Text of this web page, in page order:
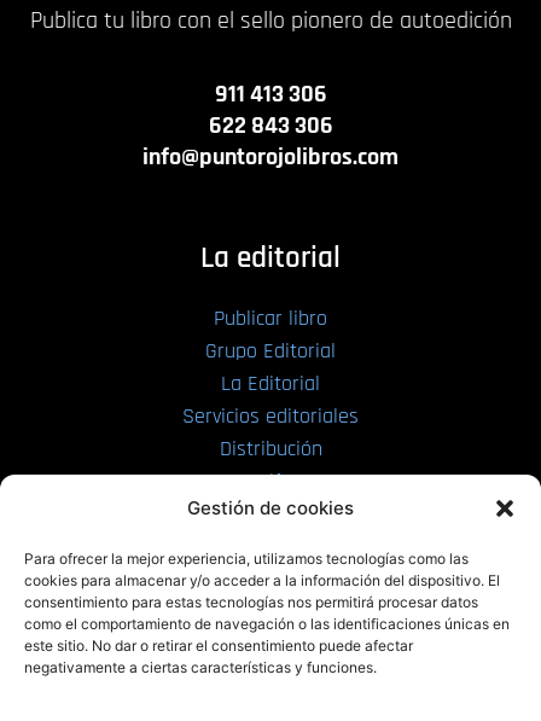
Gestión de cookies
Para ofrecer la mejor experiencia, utilizamos tecnologías como las
cookies para almacenar y/o acceder a la información del dispositivo. El
consentimiento para estas tecnologías nos permitirá procesar datos
como el comportamiento de navegación o las identificaciones únicas en
este sitio. No dar o retirar el consentimiento puede afectar
negativamente a ciertas características y funciones.
Publica tu libro con el sello pionero de autoedición
911 413 306
622 843 306
info@puntorojolibros.com
La editorial
Publicar libro
Grupo Editorial
La Editorial
Servicios editoriales
Distribución
Tarifas
Enviar manuscrito
PRL | Media
PRL | Films
PRL | Play